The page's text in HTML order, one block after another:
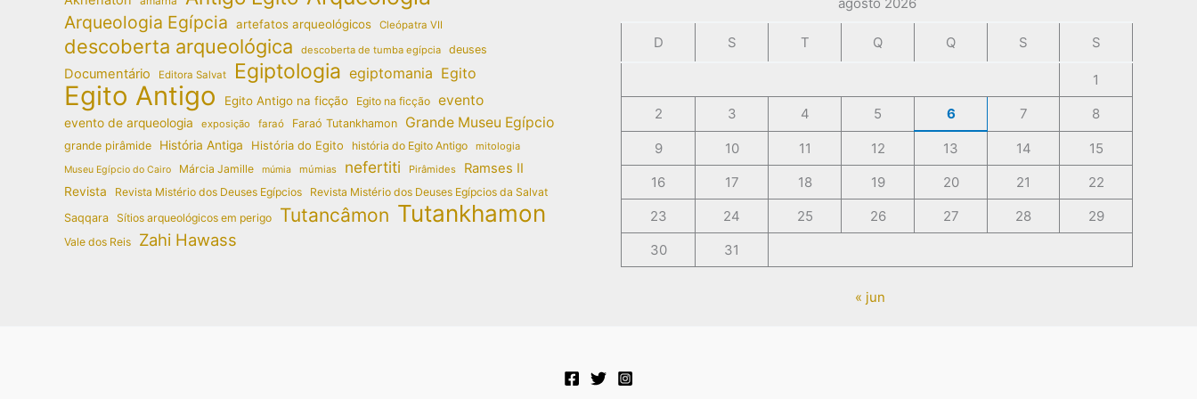
Arqueologia Egípcia artefatos arqueológicos Cleópatra VII
descoberta arqueológica descoberta de tumba egípcia deuses
Documentário Editora Salvat Egiptologia egiptomania Egito
Egito Antigo Egito Antigo na ficção Egito na ficção evento
evento de arqueologia exposição faraó Faraó Tutankhamon Grande Museu Egípcio
grande pirâmide História Antiga História do Egito história do Egito Antigo mitologia
Museu Egípcio do Cairo Márcia Jamille múmia múmias nefertiti Pirâmides Ramses II
Revista Revista Mistério dos Deuses Egípcios
Revista Mistério dos Deuses Egípcios da Salvat
Saqqara Sítios arqueológicos em perigo Tutancâmon Tutankhamon
Vale dos Reis Zahi Hawass
D S T Q Q S S
1
2
3 4 5 6 7 8
9 10 11 12 13 14
15
16
17 18 19 20 21
22
23
24 25 26 27 28
29
30
31
« jun